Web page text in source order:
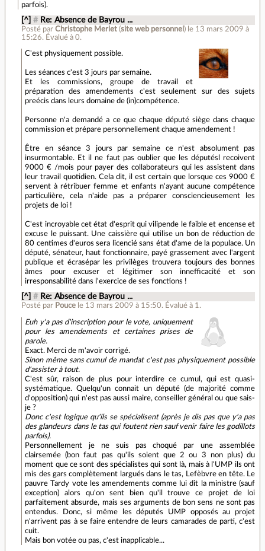
parfois).
[^] # Re: Absence de Bayrou ...
Posté parChristophe Merlet (site web personnel ) le 13 mars 2009 à
15:26. Évalué à0.
C'est physiquement possible.
Les séances c'est 3 jours par semaine.
Et les commissions, groupe de travail et
préparation des amendements c'est seulement sur des sujets
preécis dans leurs domaine de (in)compétence.
Personne n'a demandé a ce que chaque député siège dans chaque
commission et prépare personnellement chaque amendement !
Être en séance 3 jours par semaine ce n'est absolument pas
insurmontable. Et il ne faut pas oublier que les députésl recoivent
9000 € /mois pour payer des collaborateurs qui les assistent dans
leur travail quotidien. Cela dit, il est certain que lorsque ces 9000 €
servent à rétribuer femme et enfants n'ayant aucune compétence
particulière, cela n'aide pas a préparer consciencieusement les
projets de loi !
C'est incroyable cet état d'esprit qui vilipende le faible et encense et
excuse le puissant. Une caissière qui utilise un bon de réduction de
80 centimes d'euros sera licencié sans état d'ame de la populace. Un
député, sénateur, haut fonctionnaire, payé grassement avec l'argent
publique et écrasépar les privilèges trouvera toujours des bonnes
âmes pour excuser et légitimer son innefficacité et son
irresponsabilité dans l'exercice de ses fonctions !
[^] # Re: Absence de Bayrou ...
Posté par Pouce le 13 mars 2009 à 15:50. Évalué à 1.
Euh y'a pas d'inscription pour le vote, uniquement
pour les amendements et certaines prises de
parole.
Exact. Merci de m'avoir corrigé.
Sinon même sans cumul de mandat c'est pas physiquement possible
d'assister à tout.
C'est sûr, raison de plus pour interdire ce cumul, qui est quasi-
systématique. Quelqu'un connait un député (de majorité comme
d'opposition) qui n'est pas aussi maire, conseiller général ou que sais-
je ?
Donc c'est logique qu'ils se spécialisent (après je dis pas que y'a pas
des glandeurs dans le tas qui foutent rien sauf venir faire les godillots
parfois).
Personnellement je ne suis pas choqué par une assemblée
clairsemée (bon faut pas qu'ils soient que 2 ou 3 non plus) du
moment que ce sont des spécialistes qui sont là, mais à l'UMP ils ont
mis des gars complètement largués dans le tas, Lefèbvre en tête. Le
pauvre Tardy vote les amendements comme lui dit la ministre (sauf
exception) alors qu'on sent bien qu'il trouve ce projet de loi
parfaitement absurde, mais ses arguments de bon sens ne sont pas
entendus. Donc, si même les députés UMP opposés au projet
n'arrivent pas à se faire entendre de leurs camarades de parti, c'est
cuit.
Mais bon votée ou pas, c'est inapplicable...